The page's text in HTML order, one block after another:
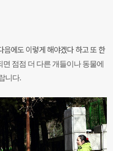
음에도 이렇게 해야겠다 하고 또 한
점점 더 다른 개들이나 동물에
니다.